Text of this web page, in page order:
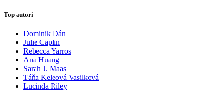
Top autori
Dominik Dán
Julie Caplin
Rebecca Yarros
Ana Huang
Sarah J. Maas
Táňa Keleová Vasilková
Lucinda Riley